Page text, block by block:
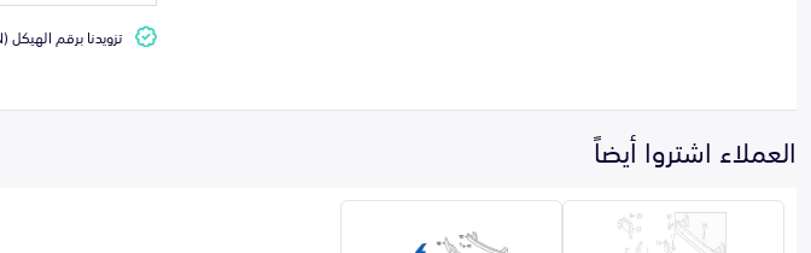
تزويدنا برقم الهيكل (VIN) في صفحة السلة يضمن التطابق التام للقطعة مع سيارتك
العملاء اشتروا أيضاً